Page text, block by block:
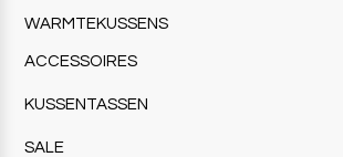
WARMTEKUSSENS
ACCESSOIRES
KUSSENTASSEN
SALE